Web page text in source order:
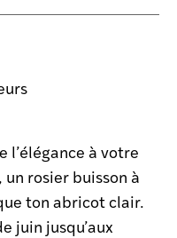
l’élégance à votre
rosier buisson à
ton abricot clair.
juin jusqu’aux